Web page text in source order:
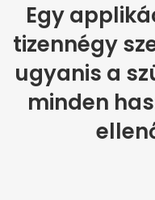
Egy
tizennégy
ugyanis a
minden